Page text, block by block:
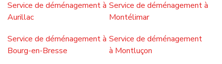
Politique de cookies